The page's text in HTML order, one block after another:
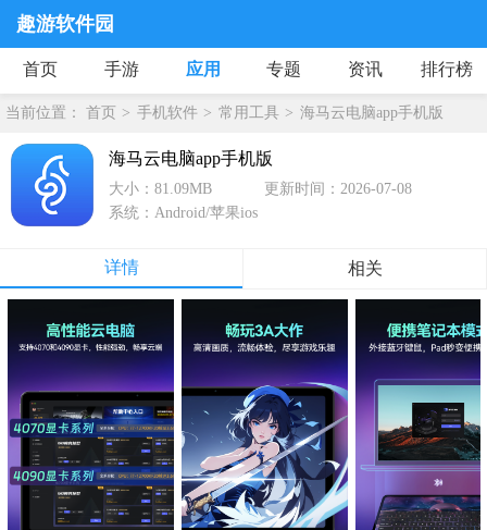
趣游软件园
首页 手游 应用 专题 资讯 排行榜
当前位置： 首页 手机软件 常用工具 海马云电脑app手机版
海马云电脑app手机版
大小：81.09MB
更新时间：2026-07-08
系统：Android/苹果ios
详情 相关